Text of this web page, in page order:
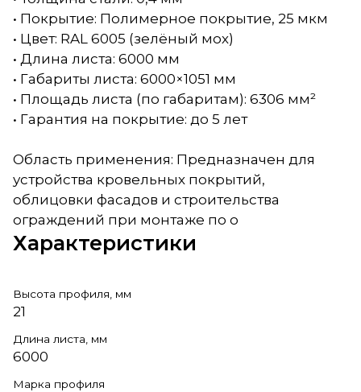
• Покрытие: Полимерное покрытие, 25 мкм
• Цвет: RAL 6005 (зелёный мох)
• Длина листа: 6000 мм
• Габариты листа: 6000×1051 мм
• Площадь листа (по габаритам): 6306 мм²
• Гарантия на покрытие: до 5 лет
Область применения: Предназначен для
устройства кровельных покрытий,
облицовки фасадов и строительства
ограждений при монтаже по о
Характеристики
Высота профиля, мм
21
Длина листа, мм
6000
Марка профиля